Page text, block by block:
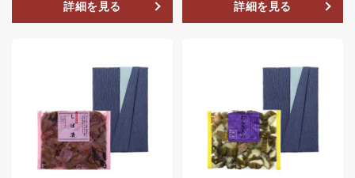
詳細を見る 詳細を見る